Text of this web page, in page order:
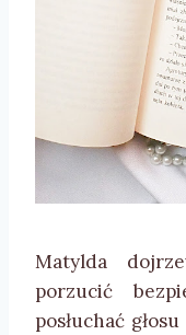
Matylda
porzucić
posłuchać